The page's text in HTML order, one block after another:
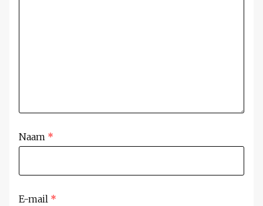
Naam *
E-mail *